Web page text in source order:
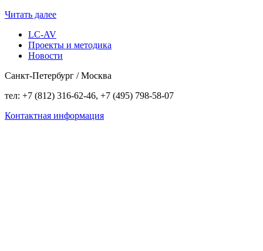
Читать далее
LC-AV
Проекты и методика
Новости
Санкт-Петербург / Москва
тел: +7 (812) 316-62-46, +7 (495) 798-58-07
Контактная информация